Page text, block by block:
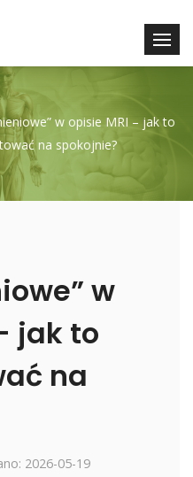
w opisie MRI – jak to
na spokojnie?
w
jak to
na
2026-05-19